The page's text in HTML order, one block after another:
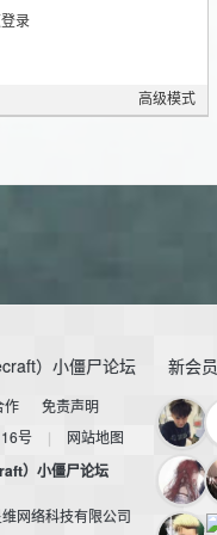
高级模式
）小僵尸论坛
作
免责声明
号
| 网站地图
）小僵尸论坛
网络科技有限公司
新会员